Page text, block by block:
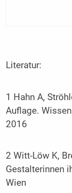
Literatur:
1 Hahn A,
Auflage.
2016
2 Witt-Löw K,
Gestalterinnen
Wien